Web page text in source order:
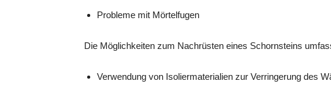
Probleme mit Mörtelfugen
Die Möglichkeiten zum Nachrüsten eines Schornsteins
Verwendung von Isoliermaterialien zur Verringerung des